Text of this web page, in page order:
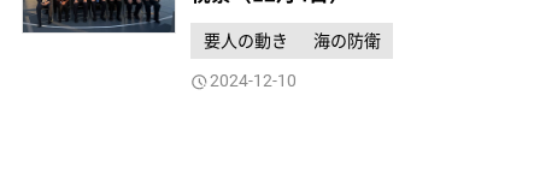
要人の動き 海の防衛
2024-12-10